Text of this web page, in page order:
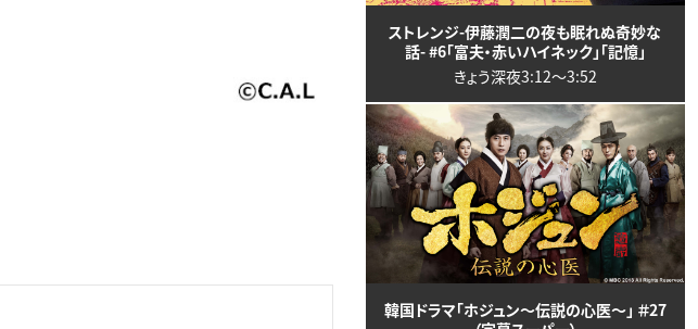
ストレンジ-伊藤潤二の夜も眠れぬ奇妙な
話- #6「富夫・赤いハイネック」「記憶」
きょう深夜3:12〜3:52
韓国ドラマ「ホジュン～伝説の心医～」 ＃27